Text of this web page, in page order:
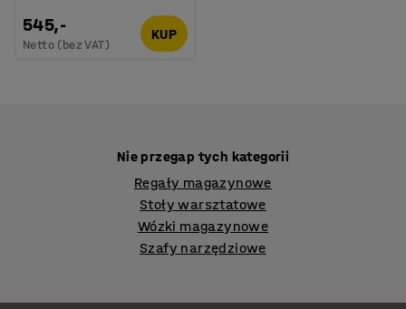
545,-
Netto (bez VAT)
KUP
Nie przegap tych kategorii
Regały magazynowe
Stoły warsztatowe
Wózki magazynowe
Szafy narzędziowe